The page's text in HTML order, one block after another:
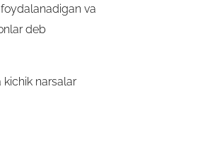
va
deb
narsalar